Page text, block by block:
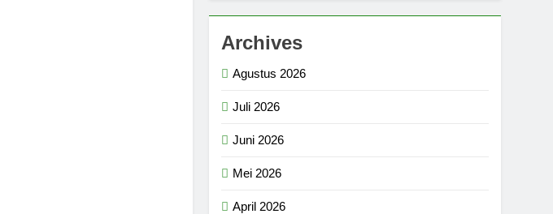
Archives
Agustus 2026
Juli 2026
Juni 2026
Mei 2026
April 2026